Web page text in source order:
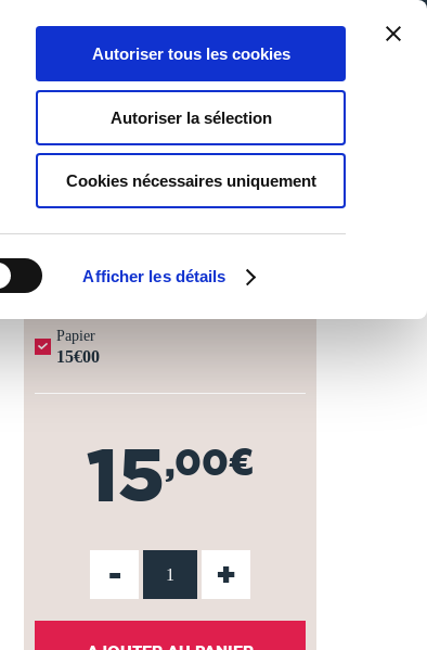
Afficher les détails
Autoriser tous les cookies
Autoriser la sélection
Cookies nécessaires uniquement
0
Panier
0
Ma liste
Connexion
⏱️
Papier
15€00
15,00€
- +